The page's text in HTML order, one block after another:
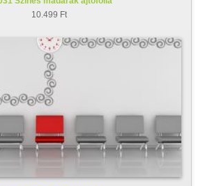
10.499 Ft